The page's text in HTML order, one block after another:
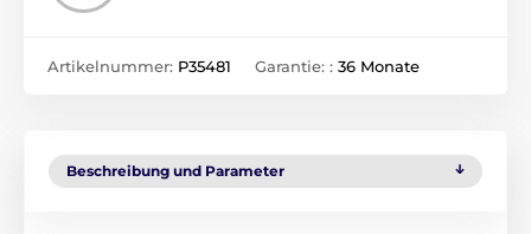
Artikelnummer: P35481 Garantie: : 36 Monate
Beschreibung und Parameter